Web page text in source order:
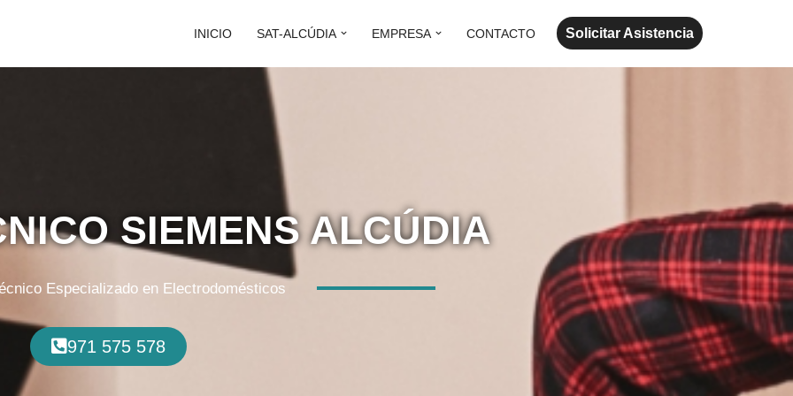
INICIO SAT-ALCÚDIA EMPRESA CONTACTO Solicitar Asistencia
SIEMENS ALCÚDIA
Especializado en Electrodomésticos
971 575 578